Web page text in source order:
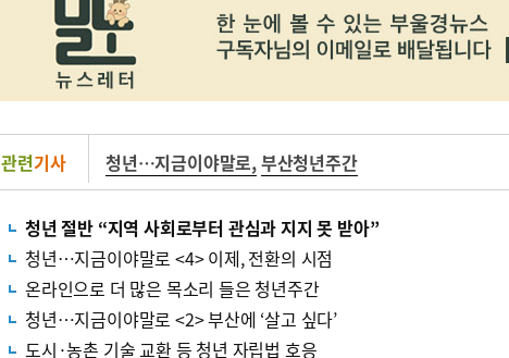
관련기사 청년…지금이야말로,부산청년주간
청년 절반 “지역 사회로부터 관심과 지지 못 받아”
청년…지금이야말로 <4> 이제, 전환의 시점
온라인으로 더 많은 목소리 들은 청년주간
청년…지금이야말로 <2> 부산에 ‘살고 싶다’
도시·농촌 기술 교환 등 청년 자립법 호응